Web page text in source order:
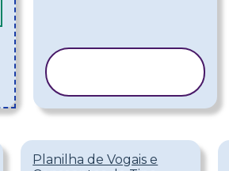
Planilha de Vogais e